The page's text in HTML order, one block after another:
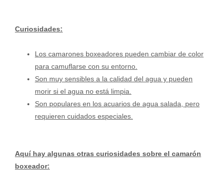
Curiosidades:
Los camarones boxeadores pueden cambiar de color
para camuflarse con su entorno.
Son muy sensibles a la calidad del agua y pueden
morir si el agua no está limpia.
Son populares en los acuarios de agua salada, pero
requieren cuidados especiales.
Aquí hay algunas otras curiosidades sobre el camarón
boxeador: